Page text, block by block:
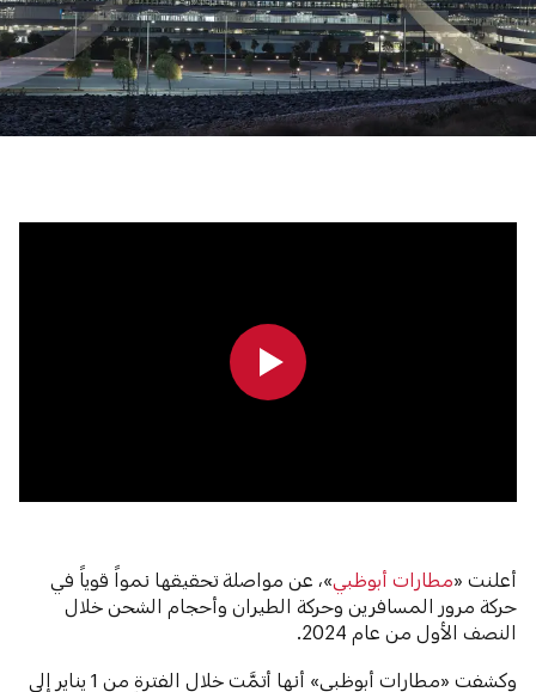
أعلنت «مطارات أبوظبي »، عن مواصلة تحقيقها نمواً قوياً في
حركة مرور المسافرين وحركة الطيران وأحجام الشحن خلال
النصف الأول من عام 2024.
وكشفت «مطارات أبوظبي» أنها أتمَّت خلال الفترة من 1 يناير إلى